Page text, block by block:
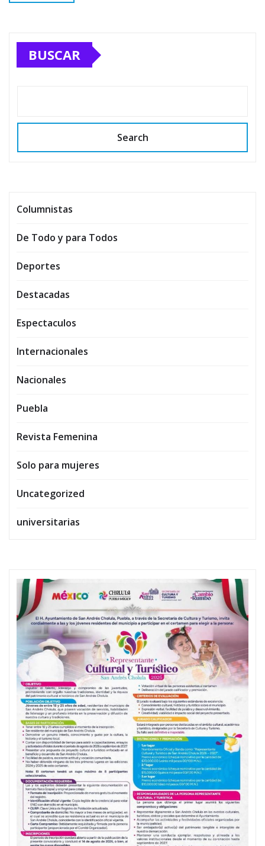
BUSCAR
Search
Columnistas
De Todo y para Todos
Deportes
Destacadas
Espectaculos
Internacionales
Nacionales
Puebla
Revista Femenina
Solo para mujeres
Uncategorized
universitarias